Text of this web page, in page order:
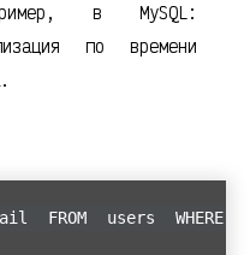
в MySQL:
по времени
FROM users WHERE